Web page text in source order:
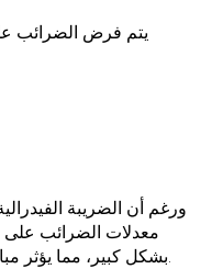
يتم فرض الضرائب
ورغم أن الضريبة
معدلات الضرائب على
بشكل كبير، مما يؤثر مباشرة على العبء الضريبي الإجمالي.